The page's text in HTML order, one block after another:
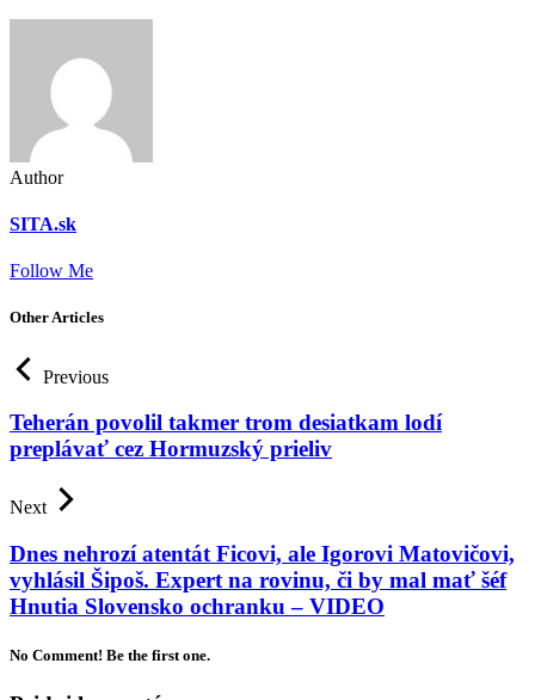
Author
SITA.sk
Follow Me
Other Articles
Previous
Teherán povolil takmer trom desiatkam lodí
preplávať cez Hormuzský prieliv
Next
Dnes nehrozí atentát Ficovi, ale Igorovi Matovičovi,
vyhlásil Šipoš. Expert na rovinu, či by mal mať šéf
Hnutia Slovensko ochranku – VIDEO
No Comment! Be the first one.